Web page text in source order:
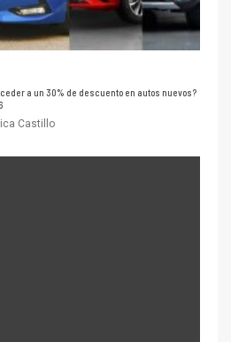
a un 30% de descuento en autos nuevos?
Castillo